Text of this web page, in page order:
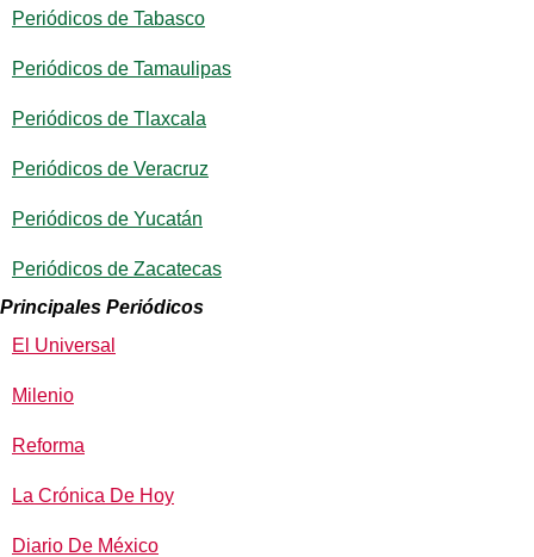
Periódicos de Tabasco
Periódicos de Tamaulipas
Periódicos de Tlaxcala
Periódicos de Veracruz
Periódicos de Yucatán
Periódicos de Zacatecas
Principales Periódicos
El Universal
Milenio
Reforma
La Crónica De Hoy
Diario De México